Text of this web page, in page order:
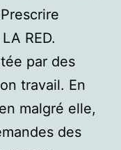
RED.
par des
travail. En
malgré elle,
des